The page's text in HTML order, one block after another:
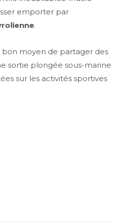
emporter par
.
bon moyen de partager des
sortie plongée sous-marine
sur les activités sportives